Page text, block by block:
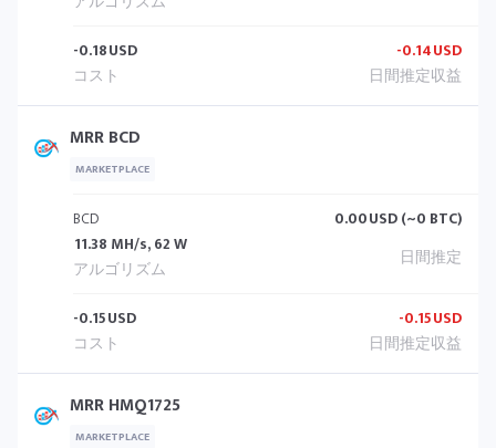
-0.18USD -0.14USD
MRR BCD
MARKETPLACE
BCD
11.38 MH/s, 62 W
0.00USD (~0 BTC)
-0.15USD -0.15USD
MRR HMQ1725
MARKETPLACE